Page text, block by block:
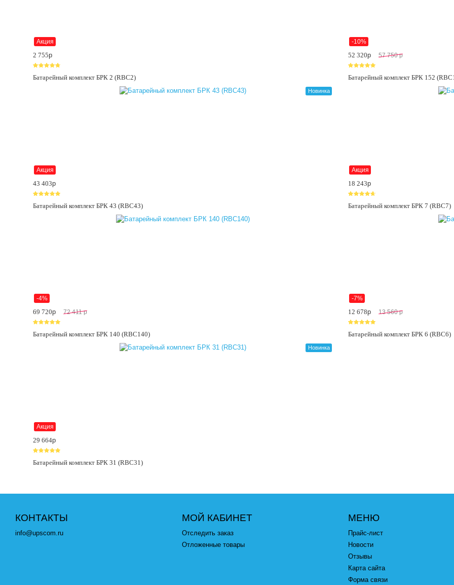
Акция
2 755p
Батарейный комплект БРК 2 (RBC2)
-10%
52 320p 57 750 p
Батарейный комплект БРК 152
Акция
Новинка
43 403p
Батарейный комплект БРК 43 (RBC43)
Акция
18 243p
Батарейный комплект БРК 7 (RBC7)
-4%
69 720p 72 411 p
Батарейный комплект БРК 140 (RBC140)
-7%
12 678p 13 560 p
Батарейный комплект БРК 6 (RBC6)
Акция
Новинка
29 664p
Батарейный комплект БРК 31 (RBC31)
КОНТАКТЫ
info@upscom.ru
МОЙ КАБИНЕТ
Отследить заказ
Отложенные товары
МЕНЮ
Прайс-лист
Новости
Отзывы
Карта сайта
Форма связи